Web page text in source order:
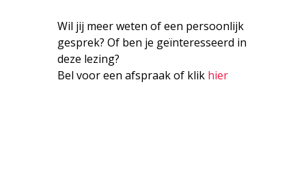
Wil jij meer weten of een persoonlijk
gesprek? Of ben je geïnteresseerd in
deze lezing?
Bel voor een afspraak of klik hier